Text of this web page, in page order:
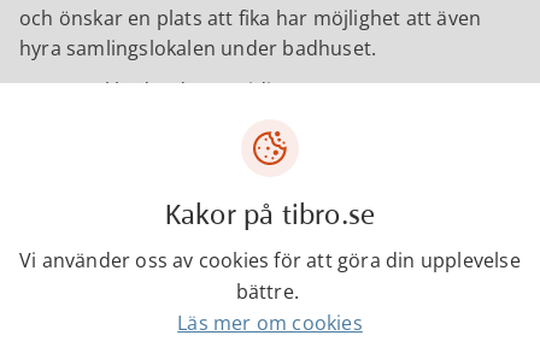
och önskar en plats att fika har möjlighet att även
hyra samlingslokalen under badhuset.
Max antal badande samtidigt är 20 personer.
Mårten Gustafsson
Kakor på tibro.se
Vi använder oss av cookies för att göra din upplevelse
bättre.
Läs mer om cookies